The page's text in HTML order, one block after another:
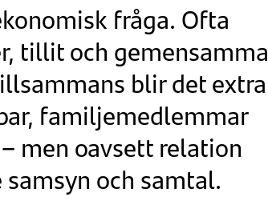
fråga. Ofta
tillit och gemensamma
blir det extra
familjemedlemmar
men oavsett relation
och samtal.